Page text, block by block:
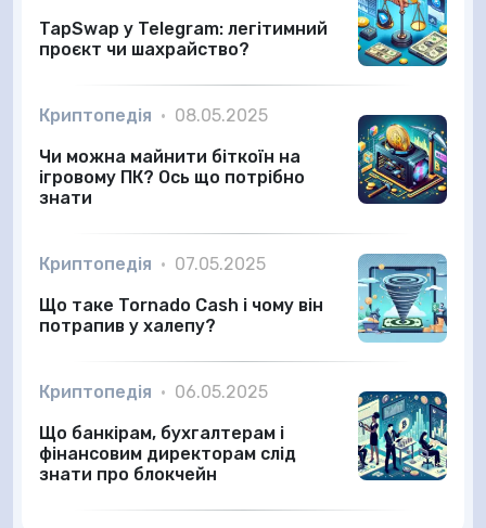
TapSwap у Telegram: легітимний
проєкт чи шахрайство?
Криптопедія • 08.05.2025
Чи можна майнити біткоїн на
ігровому ПК? Ось що потрібно
знати
Криптопедія • 07.05.2025
Що таке Tornado Cash і чому він
потрапив у халепу?
Криптопедія • 06.05.2025
Що банкірам, бухгалтерам і
фінансовим директорам слід
знати про блокчейн